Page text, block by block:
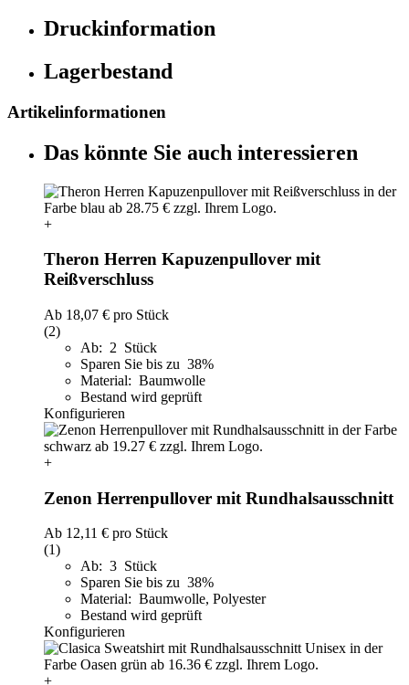
Druckinformation
Lagerbestand
Artikelinformationen
Das könnte Sie auch interessieren
+
Theron Herren Kapuzenpullover mit
Reißverschluss
Ab 18,07 € pro Stück
(2)
Ab: 2 Stück
Sparen Sie bis zu 38%
Material: Baumwolle
Bestand wird geprüft
Konfigurieren
+
Zenon Herrenpullover mit Rundhalsausschnitt
Ab 12,11 € pro Stück
(1)
Ab: 3 Stück
Sparen Sie bis zu 38%
Material: Baumwolle, Polyester
Bestand wird geprüft
Konfigurieren
+